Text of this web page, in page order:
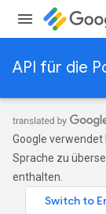
API für die
Google verwendet
Sprache zu
enthalten.